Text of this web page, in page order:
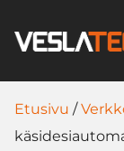
Etusivu /